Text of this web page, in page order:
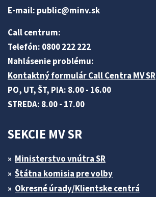
E-mail: public@minv.sk
Call centrum:
Telefón: 0800 222 222
Nahlásenie problému:
Kontaktný formulár Call Centra MV SR
PO, UT, ŠT, PIA: 8.00 - 16.00
STREDA: 8.00 - 17.00
SEKCIE MV SR
Ministerstvo vnútra SR
Štátna komisia pre volby
Okresné úrady/Klientske centrá